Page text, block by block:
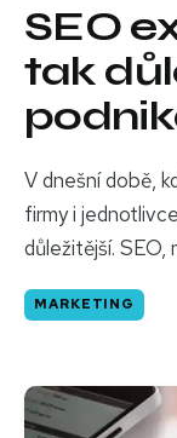
SEO
tak
V dnešní době,
firmy i
důležitější. SEO,
MARKETING